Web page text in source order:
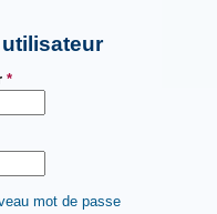
*
mot de passe